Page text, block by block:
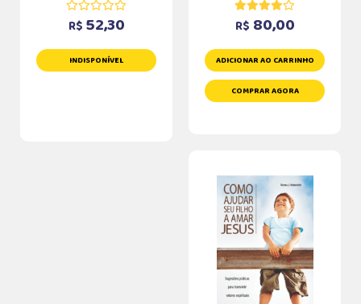
R$ 52,30
INDISPONÍVEL
R$ 80,00
ADICIONAR AO CARRINHO
COMPRAR AGORA